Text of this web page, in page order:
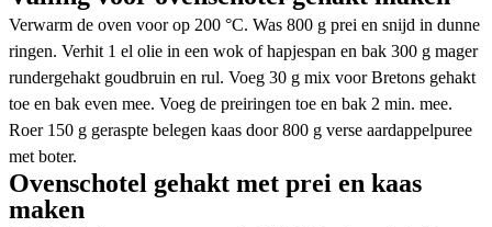
Verwarm de oven voor op 200 °C. Was 800 g prei en snijd in dunne
ringen. Verhit 1 el olie in een wok of hapjespan en bak 300 g mager
rundergehakt goudbruin en rul. Voeg 30 g mix voor Bretons gehakt
toe en bak even mee. Voeg de preiringen toe en bak 2 min. mee.
Roer 150 g geraspte belegen kaas door 800 g verse aardappelpuree
met boter.
Ovenschotel gehakt met prei en kaas
maken